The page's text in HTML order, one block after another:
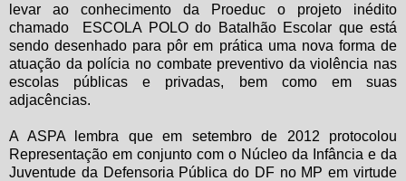
levar ao conhecimento da Proeduc o projeto inédito
chamado ESCOLA POLO do Batalhão Escolar que está
sendo desenhado para pôr em prática uma nova forma de
atuação da polícia no combate preventivo da violência nas
escolas públicas e privadas, bem como em suas
adjacências.
A ASPA lembra que em setembro de 2012 protocolou
Representação em conjunto com o Núcleo da Infância e da
Juventude da Defensoria Pública do DF no MP em virtude